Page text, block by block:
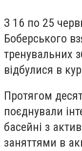
З 16 по 25
Боберського
тренувальних
відбулися в
Протягом
поєднували
басейні з
заняттями в